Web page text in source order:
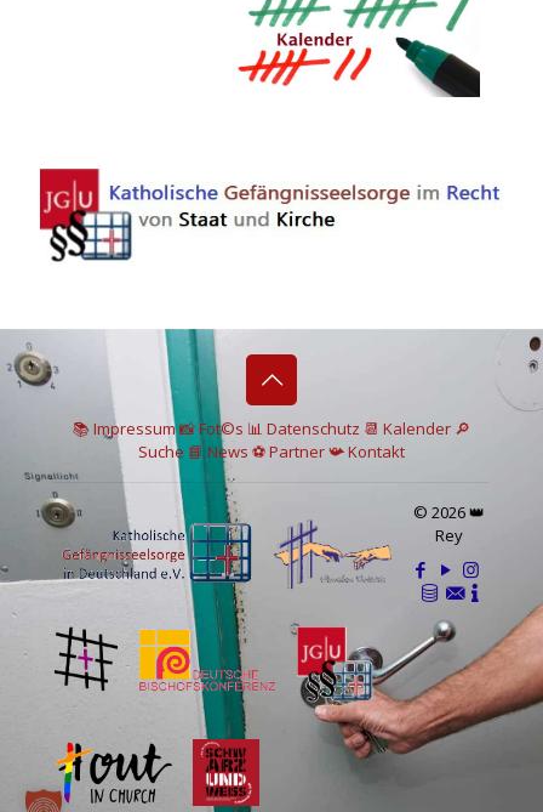
📚 Impressum📸Fot©s 📊 Datenschutz 📆 Kalender 🔎
Suche 📘 News ⚽Partner📯Kontakt
© 2026 👑
Rey